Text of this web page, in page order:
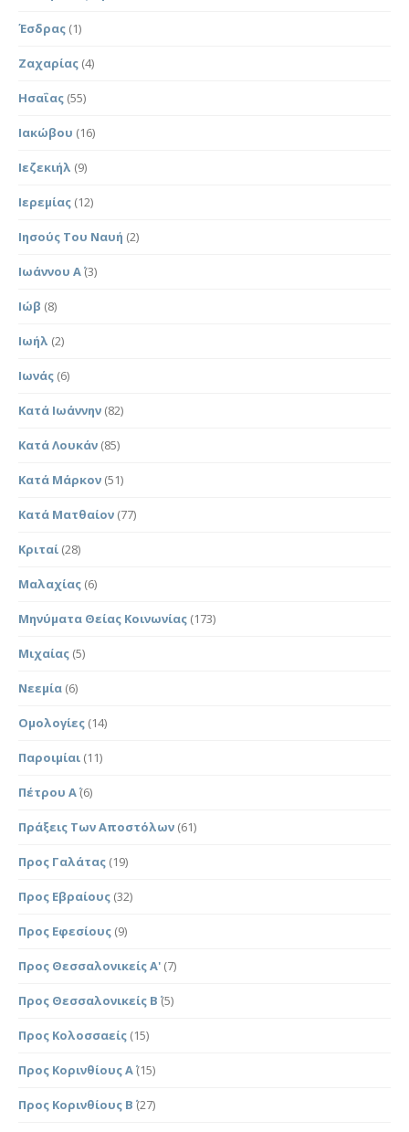
Έσδρας (1)
Ζαχαρίας (4)
Ησαΐας (55)
Ιακώβου (16)
Ιεζεκιήλ (9)
Ιερεμίας (12)
Ιησούς Του Ναυή (2)
Ιωάννου Α΄(3)
Ιώβ (8)
Ιωήλ (2)
Ιωνάς (6)
Κατά Ιωάννην (82)
Κατά Λουκάν (85)
Κατά Μάρκον (51)
Κατά Ματθαίον (77)
Κριταί (28)
Μαλαχίας (6)
Μηνύματα Θείας Κοινωνίας (173)
Μιχαίας (5)
Νεεμία (6)
Ομολογίες (14)
Παροιμίαι (11)
Πέτρου Α΄(6)
Πράξεις Των Αποστόλων (61)
Προς Γαλάτας (19)
Προς Εβραίους (32)
Προς Εφεσίους (9)
Προς Θεσσαλονικείς Α' (7)
Προς Θεσσαλονικείς Β΄ (5)
Προς Κολοσσαείς (15)
Προς Κορινθίους Α΄(15)
Προς Κορινθίους Β΄ (27)